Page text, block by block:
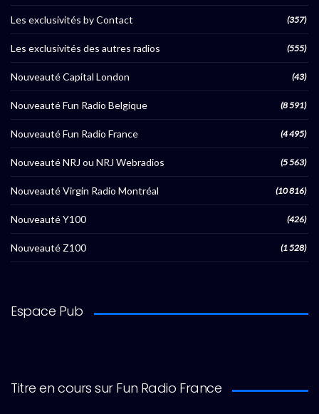
Les exclusivités by Contact (357)
Les exclusivités des autres radios (555)
Nouveauté Capital London (43)
Nouveauté Fun Radio Belgique (8 591)
Nouveauté Fun Radio France (4 495)
Nouveauté NRJ ou NRJ Webradios (5 563)
Nouveauté Virgin Radio Montréal (10 816)
Nouveauté Y100 (426)
Nouveauté Z100 (1 528)
Espace Pub
Titre en cours sur Fun Radio France